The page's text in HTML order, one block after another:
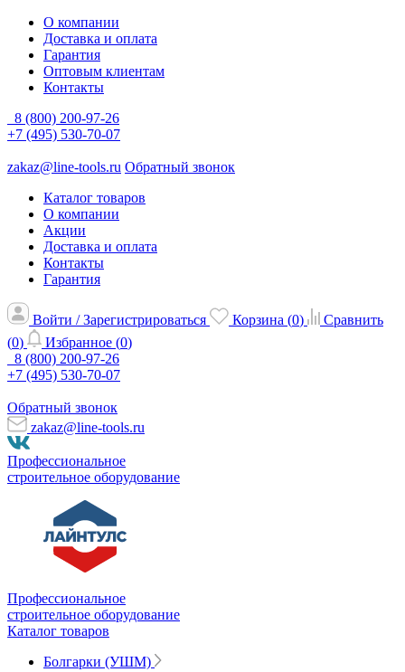
О компании
Доставка и оплата
Гарантия
Оптовым клиентам
Контакты
8 (800) 200-97-26
+7 (495) 530-70-07
zakaz@line-tools.ru Обратный звонок
Каталог товаров
О компании
Акции
Доставка и оплата
Контакты
Гарантия
Войти / Зарегистрироваться Корзина (0)
Сравнить
(0) Избранное (0)
8 (800) 200-97-26
+7 (495) 530-70-07
Обратный звонок
zakaz@line-tools.ru
Профессиональное
строительное оборудование
Профессиональное
строительное оборудование
Каталог товаров
Болгарки (УШМ)